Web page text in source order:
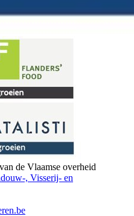
de Vlaamse overheid
, Visserij- en